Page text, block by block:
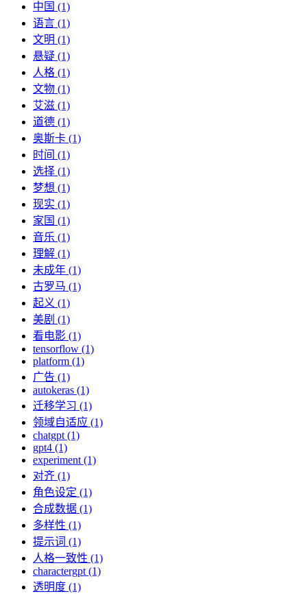
中国 (1)
语言 (1)
文明 (1)
悬疑 (1)
人格 (1)
文物 (1)
艾滋 (1)
道德 (1)
奥斯卡 (1)
时间 (1)
选择 (1)
梦想 (1)
现实 (1)
家国 (1)
音乐 (1)
理解 (1)
未成年 (1)
古罗马 (1)
起义 (1)
美剧 (1)
看电影 (1)
tensorflow (1)
platform (1)
广告 (1)
autokeras (1)
迁移学习 (1)
领域自适应 (1)
chatgpt (1)
gpt4 (1)
experiment (1)
对齐 (1)
角色设定 (1)
合成数据 (1)
多样性 (1)
提示词 (1)
人格一致性 (1)
charactergpt (1)
透明度 (1)